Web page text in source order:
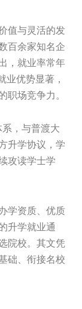
值与灵活的发
百余家知名企
，就业率常年
业优势显著，
职场竞争力。
，与普渡大
升学协议，学
攻读学士学
学资质、优质
升学就业通
院校。其文凭
础、衔接名校